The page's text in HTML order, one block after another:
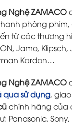
Nghệ ZAMACO
phòng phim,
từ các thương
Jamo, Klipsch,
Kardon…
Nghệ ZAMACO
qua sử dụng,
chính hãng của
Panasonic, Sony,